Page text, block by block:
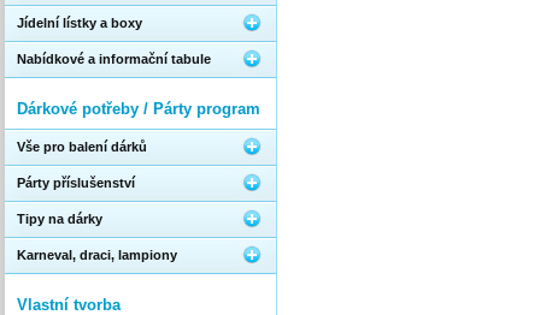
Jídelní lístky a boxy
Nabídkové a informační tabule
Dárkové potřeby / Párty program
Vše pro balení dárků
Párty příslušenství
Tipy na dárky
Karneval, draci, lampiony
Vlastní tvorba